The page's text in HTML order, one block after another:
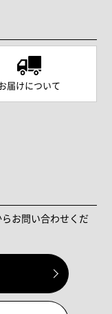
届けについて
お問い合わせくだ